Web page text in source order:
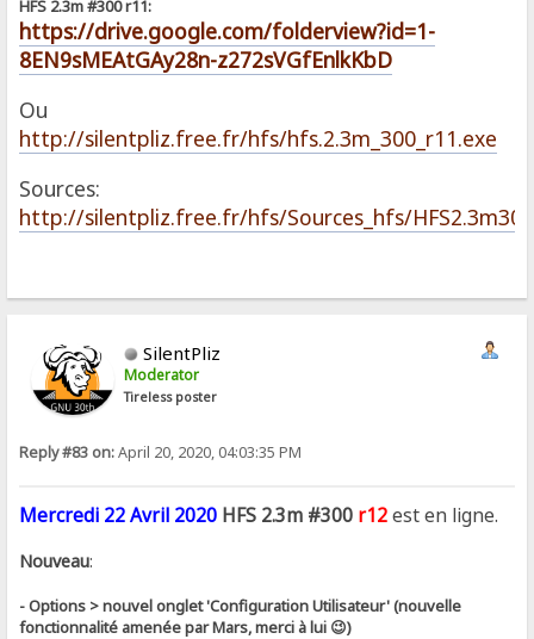
HFS 2.3m #300 r11:
https://drive.google.com/folderview?id=1-
8EN9sMEAtGAy28n-z272sVGfEnlkKbD
Ou
http://silentpliz.free.fr/hfs/hfs.2.3m_300_r11.exe
Sources:
http://silentpliz.free.fr/hfs/Sources_hfs/
SilentPliz
Moderator
Tireless poster
Reply #83 on:April 20, 2020, 04:03:35 PM
Mercredi 22 Avril 2020 HFS 2.3m #300 r12est en ligne.
Nouveau:
- Options > nouvel onglet 'Configuration Utilisateur' (nouvelle
fonctionnalité amenée par Mars, merci à lui 😉)